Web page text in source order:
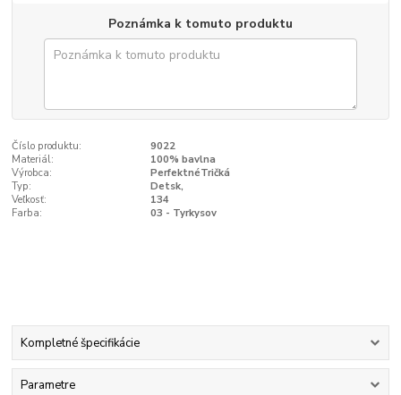
Poznámka k tomuto produktu
Číslo produktu:
9022
Materiál:
100% bavlna
Výrobca:
PerfektnéTričká
Typ:
Detsk‚
Veľkosť:
134
Farba:
03 - Tyrkysov
Kompletné špecifikácie
Parametre